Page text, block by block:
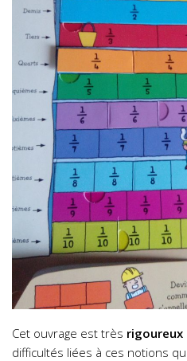
Cet ouvrage est très rigoureux
difficultés liées à ces notions